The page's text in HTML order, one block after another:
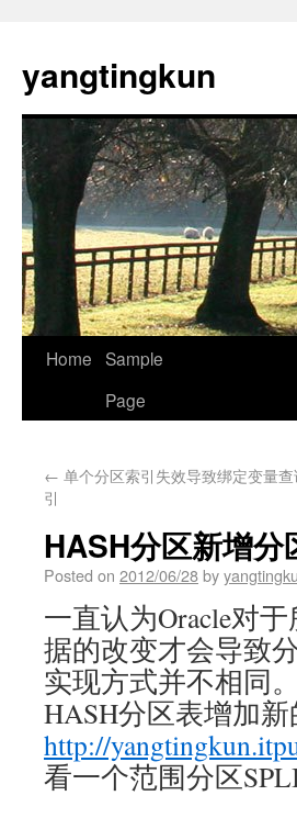
yangtingkun
Home Sample
Page
← 单个分区索引失效导致绑定变量
引
HASH分区新增
Posted on 2012/06/28by
一直认为Oracle对
据的改变才会导致
实现方式并不相同。
HASH分区表增加
http://
看一个范围分区